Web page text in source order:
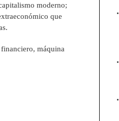
moderno;
que
máquina